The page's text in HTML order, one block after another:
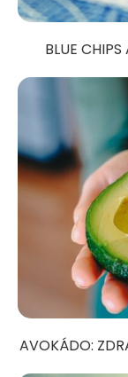
BLUE
AVOKÁDO: